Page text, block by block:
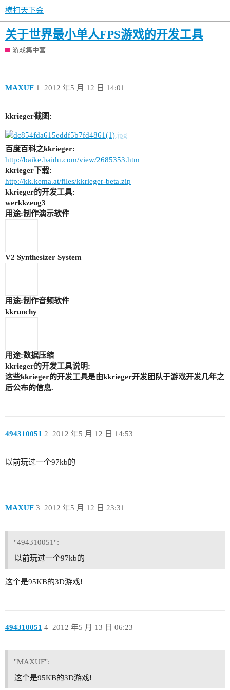
横扫天下会
关于世界最小单人FPS游戏的开发工具
游戏集中营
MAXUF 2012 年5 月 12 日 14:01
1
kkrieger截图:
百度百科之kkrieger:
http://baike.baidu.com/view/2685353.htm
kkrieger下载:
http://kk.kema.at/files/kkrieger-beta.zip
kkrieger的开发工具:
werkkzeug3
用途:制作演示软件
V2 Synthesizer System
用途:制作音频软件
kkrunchy
用途:数据压缩
kkrieger的开发工具说明:
这些kkrieger的开发工具是由kkrieger开发团队于游戏开发几年之
后公布的信息.
494310051 2012 年5 月 12 日 14:53
2
以前玩过一个97kb的
MAXUF 2012 年5 月 12 日 23:31
3
"494310051":
以前玩过一个97kb的
这个是95KB的3D游戏!
494310051 2012 年5 月 13 日 06:23
4
"MAXUF":
这个是95KB的3D游戏!